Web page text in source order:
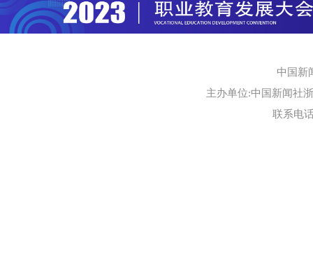
中国新
主办单位:中国新闻社
联系电